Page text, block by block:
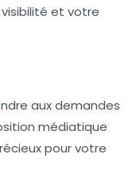
et votre
aux demandes
médiatique
pour votre